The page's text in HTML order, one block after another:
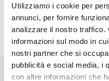
Utilizziamo i cookie per
annunci, per fornire
analizzare il nostro traffico.
informazioni sul modo in
nostri partner che si
pubblicità e social media, i
con altre informazioni che
Prossimi eventi
<li>Non ci sono eventi